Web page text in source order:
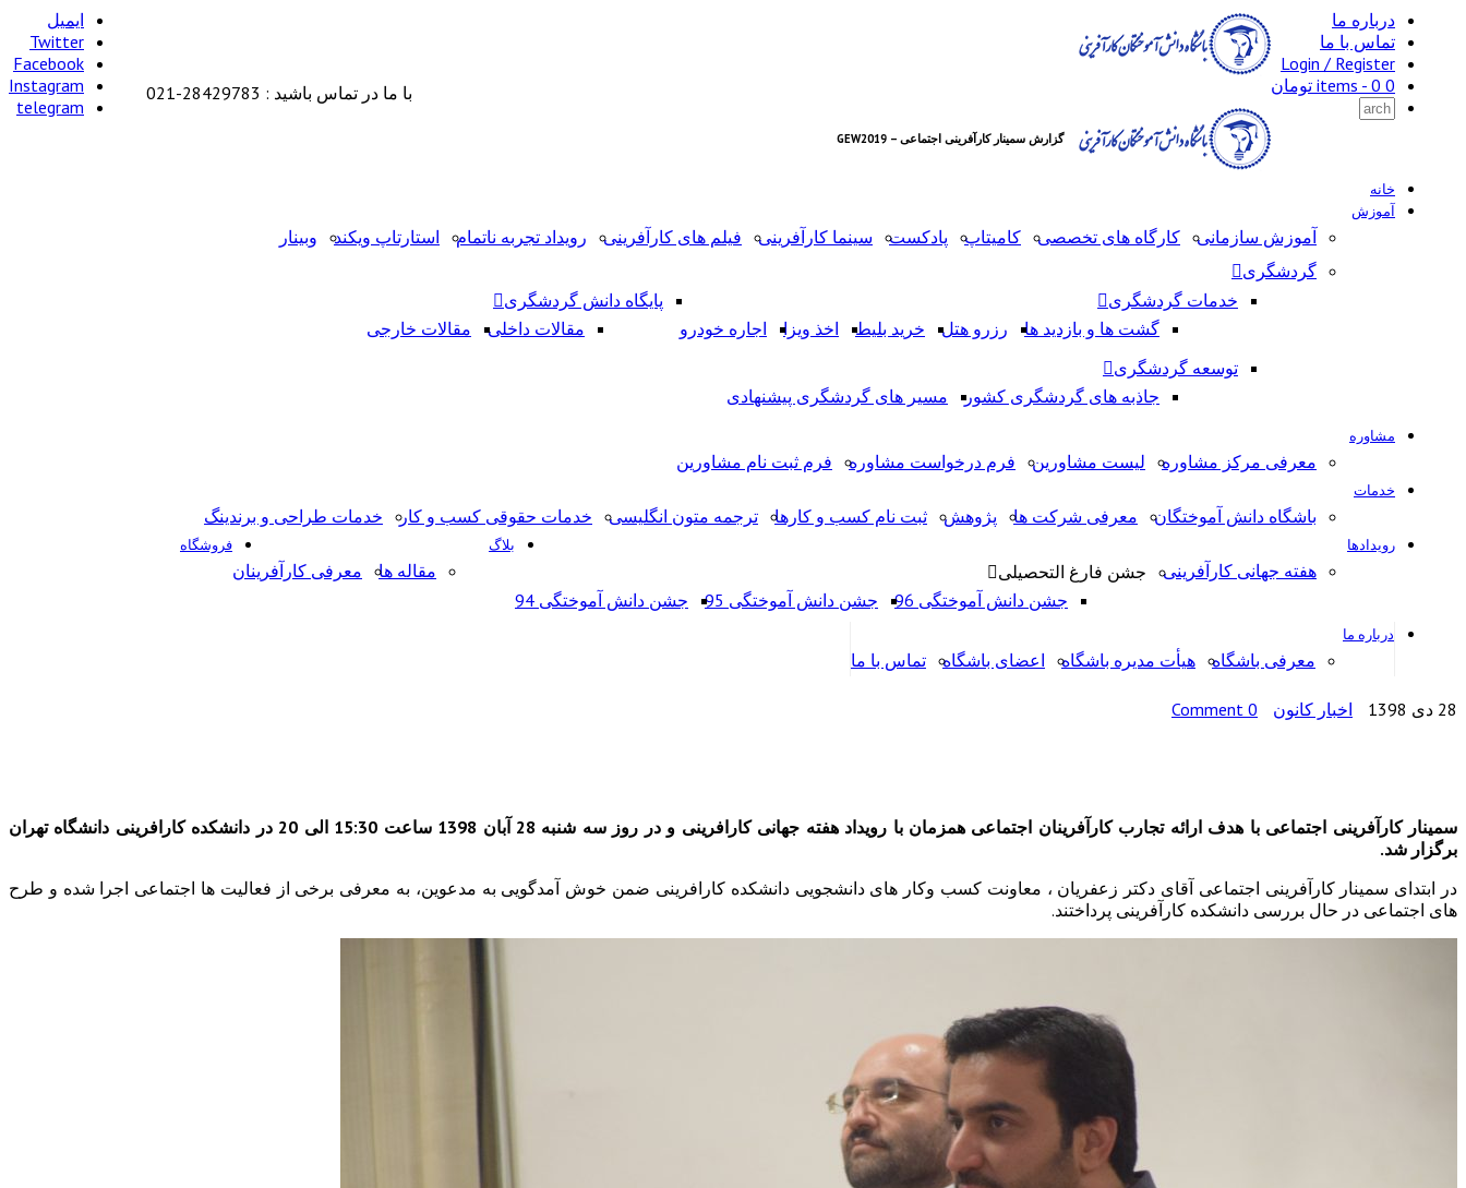
درباره ما
تماس با ما
Login / Register
0 items -
0 تومان
ایمیل
Twitter
Facebook
Instagram
telegram
با ما در تماس باشید : 28429783-021
خانه
آموزش
آموزش سازمانی کارگاه های تخصصی کامیتاپ پادکست سینما کارآفرینی فیلم های کارآفرینی رویداد تجربه ناتمام استارتاپ ویکند
وبینار
گردشگری
خدمات گردشگری
گشت ها و بازدید ها
رزرو هتل خرید بلیط اخذ ویزا اجاره خودرو
پایگاه دانش گردشگری
مقالات داخلی
مقالات خارجی
توسعه گردشگری
جاذبه های گردشگری کشور
مسیر های گردشگری پیشنهادی
مشاوره
معرفی مرکز مشاوره لیست مشاورین فرم درخواست مشاوره فرم ثبت نام مشاورین
خدمات
باشگاه دانش آموختگان معرفی شرکت ها پژوهش ثبت نام کسب و کارها ترجمه متون انگلیسی خدمات حقوقی کسب و کار خدمات طراحی و برندینگ
رویدادها
هفته جهانی کارآفرینی
جشن فارغ التحصیلی
جشن دانش آموختگی 96
جشن دانش آموختگی 95 جشن دانش آموختگی 94
بلاگ
مقاله ها معرفی کارآفرینان
فروشگاه
درباره ما
معرفی باشگاه هیأت مدیره باشگاه اعضای باشگاه تماس با ما
گزارش سمینار کارآفرینی اجتماعی – GEW2019
28 دی 1398 اخبار کانون 0 Comment
سمینار کارآفرینی اجتماعی با هدف ارائه تجارب کارآفرینان اجتماعی همزمان با رویداد هفته جهانی کارافرینی و در روز سه شنبه 28 آبان 1398 ساعت 15:30 الی 20 در دانشکده کارافرینی دانشگاه تهران
برگزار شد.
در ابتدای سمینار کارآفرینی اجتماعی آقای دکتر زعفریان ، معاونت کسب وکار های دانشجویی دانشکده کارافرینی ضمن خوش آمدگویی به مدعوین، به معرفی برخی از فعالیت ها اجتماعی اجرا شده و طرح
های اجتماعی در حال بررسی دانشکده کارآفرینی پرداختند.